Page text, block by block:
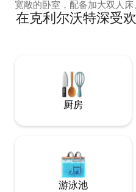
宽敞的卧室，配备加大双人
柜和平板电视 -房源内有洗衣
指定工作空间 -适合携带宠物
活动厅11分钟车程 - 一尘不染 -
在克利尔沃特深受
厨房
游泳池